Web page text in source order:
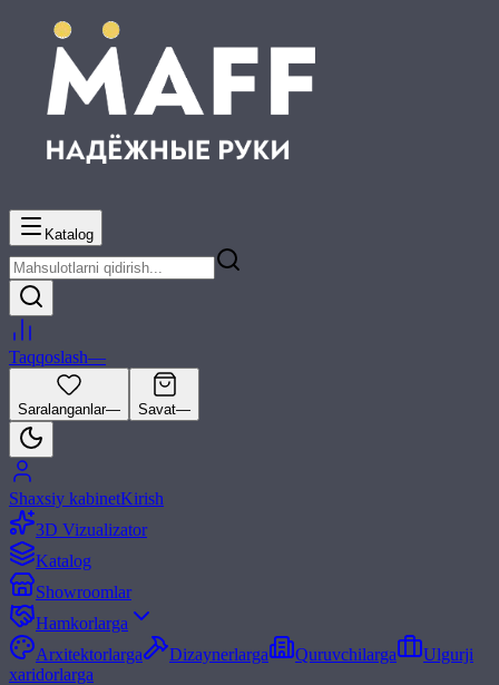
Katalog
Taqqoslash—
Saralanganlar— Savat—
Shaxsiy kabinetKirish
3D Vizualizator
Katalog
Showroomlar
Hamkorlarga
Arxitektorlarga
Dizaynerlarga Quruvchilarga
Ulgurji
xaridorlarga